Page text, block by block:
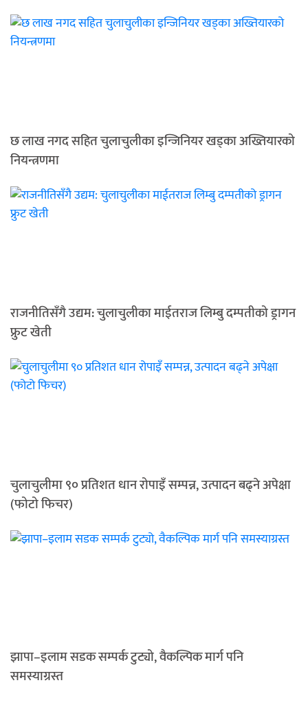
छ लाख नगद सहित चुलाचुलीका इन्जिनियर खड्का अख्तियारको
नियन्त्रणमा
राजनीतिसँगै उद्यम: चुलाचुलीका माईतराज लिम्बु दम्पतीको ड्रागन
फ्रुट खेती
चुलाचुलीमा ९० प्रतिशत धान रोपाइँ सम्पन्न, उत्पादन बढ्ने अपेक्षा
(फोटो फिचर)
झापा–इलाम सडक सम्पर्क टुट्यो, वैकल्पिक मार्ग पनि
समस्याग्रस्त